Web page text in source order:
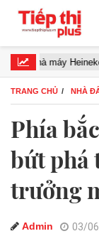
máy Heineken Việt
TRANG CHỦ NHÀ
Phía
bứt phá
trưởng
Admin 03/